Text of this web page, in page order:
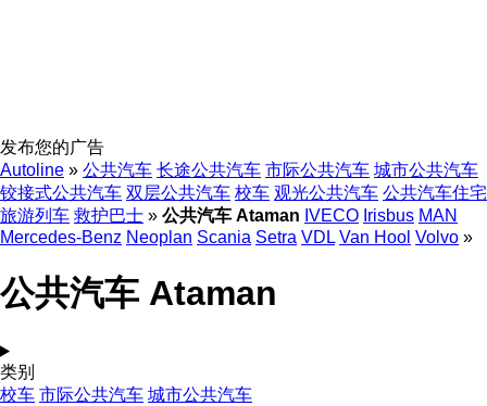
发布您的广告
Autoline » 公共汽车 长途公共汽车 市际公共汽车 城市公共汽车
铰接式公共汽车 双层公共汽车 校车 观光公共汽车 公共汽车住宅
旅游列车 救护巴士 » 公共汽车 Ataman IVECO Irisbus MAN
Mercedes-Benz Neoplan Scania Setra VDL Van Hool Volvo »
公共汽车 Ataman
类别
校车 市际公共汽车 城市公共汽车